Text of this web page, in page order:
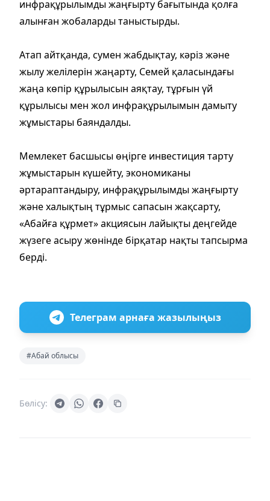
инфрақұрылымды жаңғырту бағытында қолға
алынған жобаларды таныстырды.
Атап айтқанда, сумен жабдықтау, кәріз және
жылу желілерін жаңарту, Семей қаласындағы
жаңа көпір құрылысын аяқтау, тұрғын үй
құрылысы мен жол инфрақұрылымын дамыту
жұмыстары баяндалды.
Мемлекет басшысы өңірге инвестиция тарту
жұмыстарын күшейту, экономиканы
әртараптандыру, инфрақұрылымды жаңғырту
және халықтың тұрмыс сапасын жақсарту,
«Абайға құрмет» акциясын лайықты деңгейде
жүзеге асыру жөнінде бірқатар нақты тапсырма
берді.
Телеграм арнаға жазылыңыз
#Абай облысы
Бөлісу: